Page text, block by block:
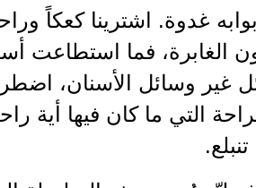
غدوة. اشترينا كعكاً
الغابرة، فما استطاعت
غير وسائل الأسنان،
التي ما كان فيها أية